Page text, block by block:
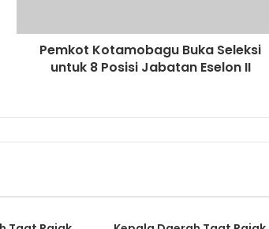
Pemkot Kotamobagu Buka Seleksi
untuk 8 Posisi Jabatan Eselon II